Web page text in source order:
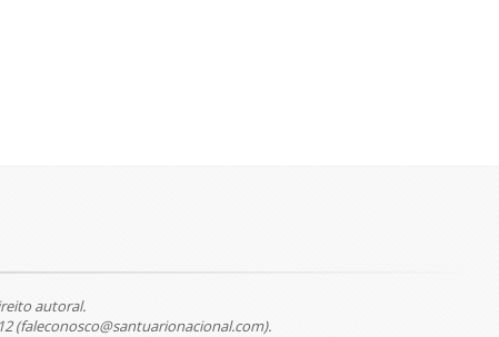
autoral.
(faleconosco@santuarionacional.com).